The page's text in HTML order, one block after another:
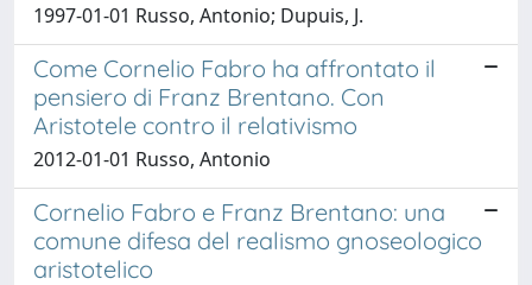
1997-01-01 Russo, Antonio; Dupuis, J.
Come Cornelio Fabro ha affrontato il
pensiero di Franz Brentano. Con
Aristotele contro il relativismo
2012-01-01 Russo, Antonio
Cornelio Fabro e Franz Brentano: una
comune difesa del realismo gnoseologico
aristotelico